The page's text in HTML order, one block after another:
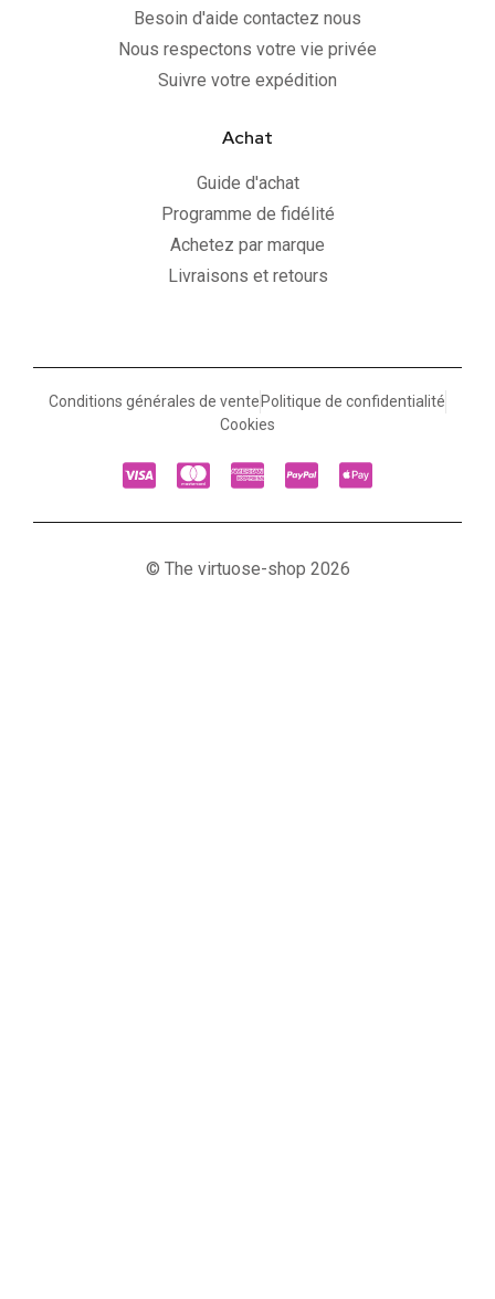
Besoin d'aide contactez nous
Nous respectons votre vie privée
Suivre votre expédition
Achat
Guide d'achat
Programme de fidélité
Achetez par marque
Livraisons et retours
Conditions générales de vente Politique de confidentialité
Cookies
© The virtuose-shop 2026